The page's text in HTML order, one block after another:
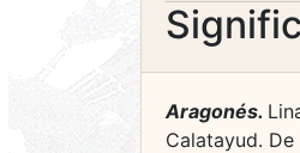
Aragonés.
Calatayud.